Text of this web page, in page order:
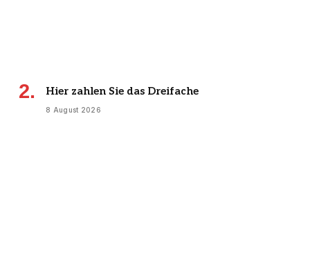
Hier zahlen Sie das Dreifache
8 August 2026